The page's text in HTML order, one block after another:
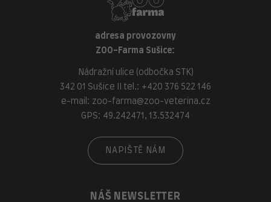
adresa provozovny
ZOO-Farma Sušice:
Nádražní ulice (odbočka STK)
342 01 Sušice II tel.: +420 376 522 146
e-mail: zoo-farma@zoo-veterina.cz
GPS: 49.242471, 13.532474
NAPIŠTĚ NÁM
NÁŠ NEWSLETTER